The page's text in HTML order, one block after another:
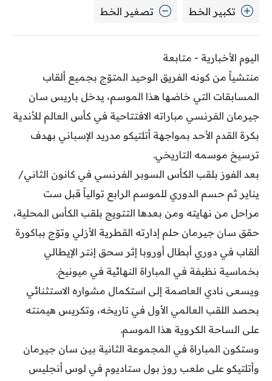
تكبير الخط تصغير الخط
اليوم الأخبارية - متابعة
منتشياً من كونه الفريق الوحيد المتوّج بجميع ألقاب
المسابقات التي خاضها هذا الموسم، يدخل باريس سان
جيرمان الفرنسي مباراته الافتتاحية في كأس العالم للأندية
بكرة القدم الأحد بمواجهة أتلتيكو مدريد الإسباني بهدف
ترسيخ موسمه التاريخي.
بعد الفوز بلقب الكأس السوبر الفرنسي في كانون الثاني/
يناير ثم حسم الدوري للموسم الرابع توالياً قبل ست
مراحل من نهايته ومن بعدها التتويج بلقب الكأس المحلية،
حقق سان جيرمان حلم إدارته القطرية الأزلي وتوّج بباكورة
ألقاب في دوري أبطال أوروبا إثر سحق إنتر الإيطالي
بخماسية نظيفة في المباراة النهائية في ميونيخ.
ويسعى نادي العاصمة إلى استكمال مشواره الاستثنائي
بحصد اللقب العالمي الأول في تاريخه، وتكريس هيمنته
على الساحة الكروية هذا الموسم.
وستكون المباراة في المجموعة الثانية بين سان جيرمان
وأتلتيكو على ملعب روز بول ستاديوم في لوس أنجليس